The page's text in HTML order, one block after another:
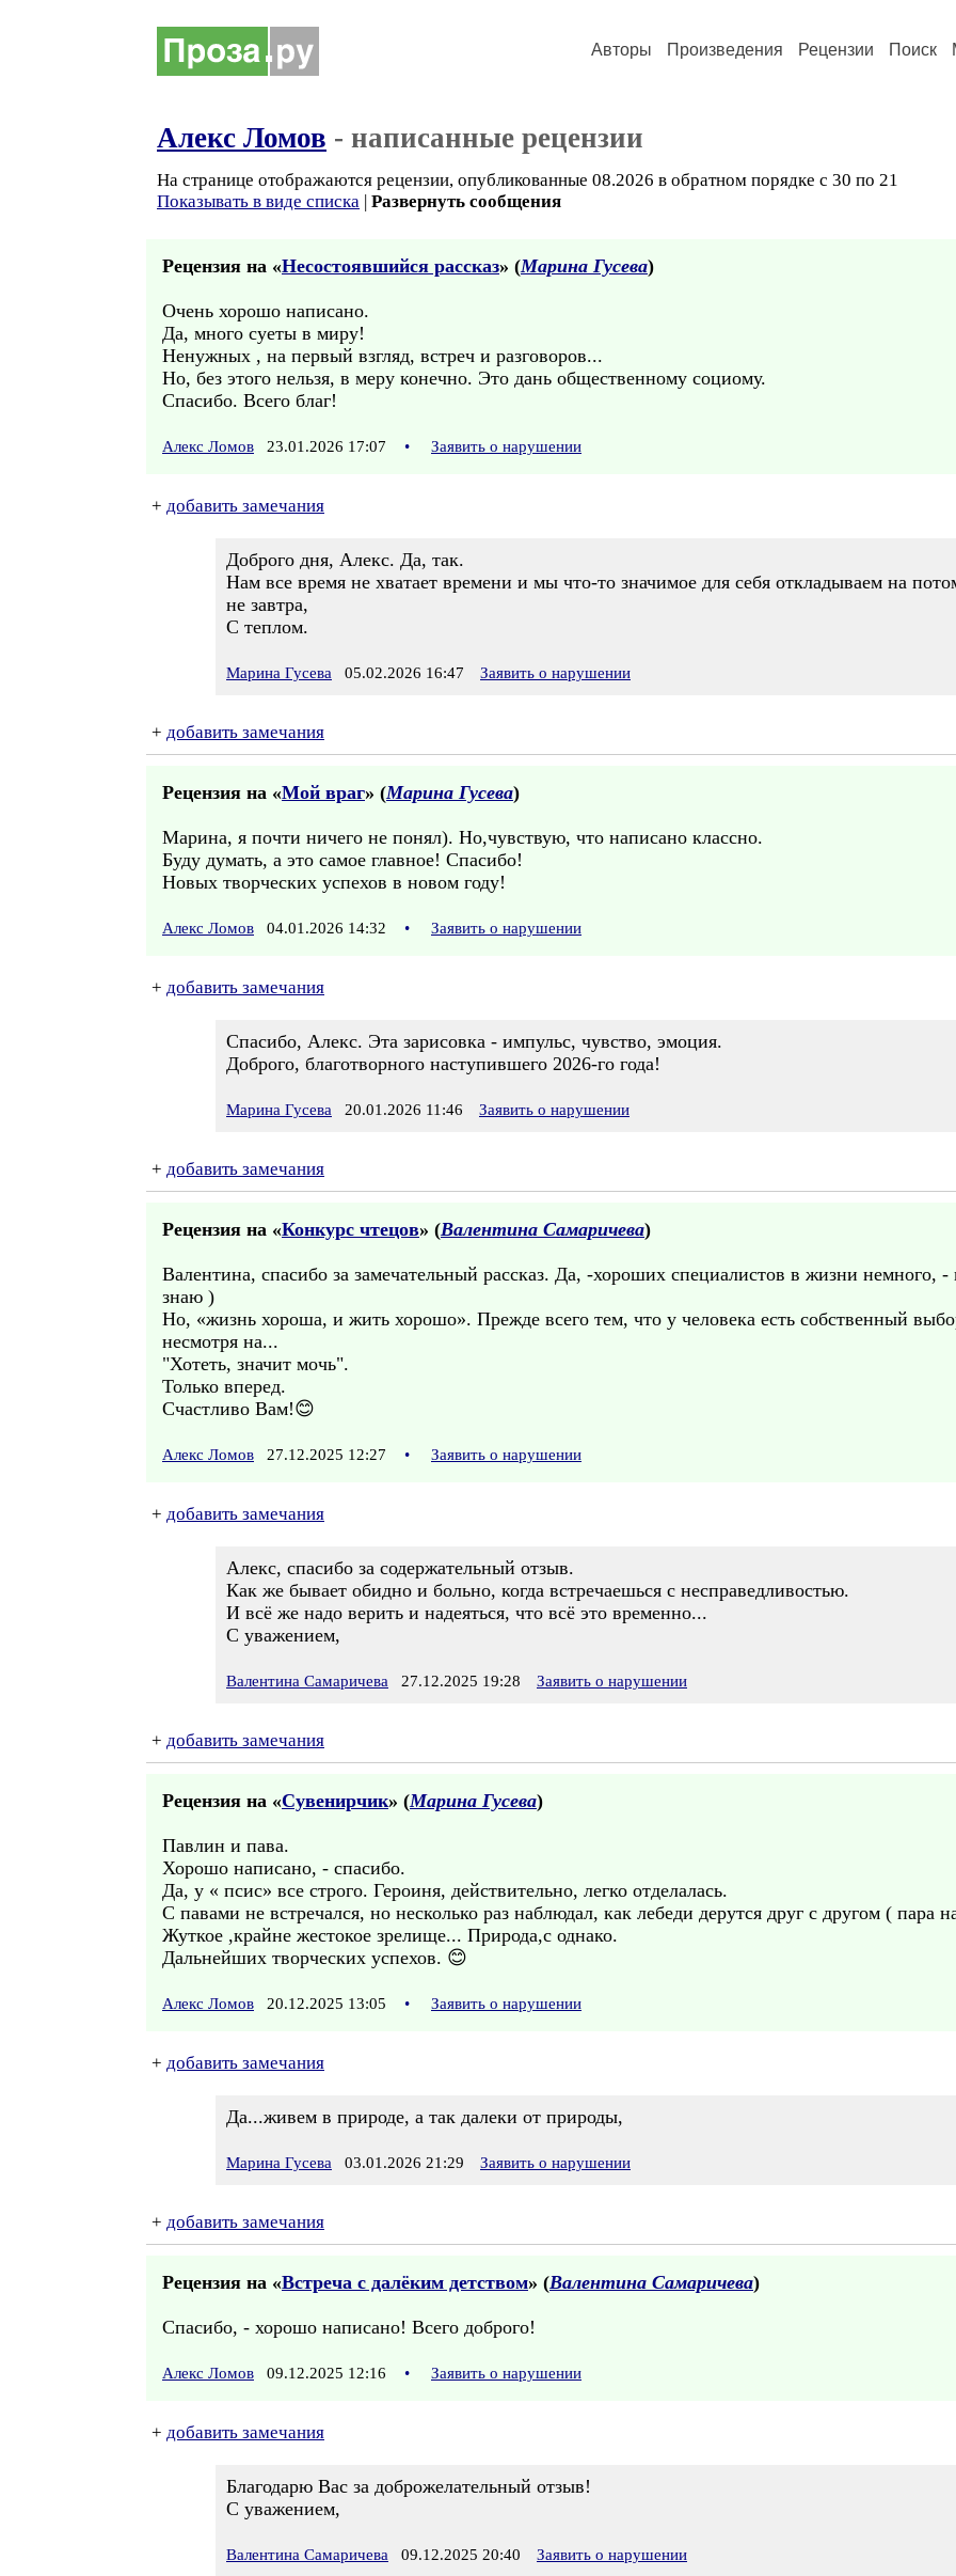
Авторы Произведения Рецензии Поиск
Алекс Ломов - написанные рецензии
На странице отображаются рецензии, опубликованные 08.2026 в обратном порядке с 30 по 21
Показывать в виде списка | Развернуть сообщения
Рецензия на «Несостоявшийся рассказ» (Марина Гусева)
Очень хорошо написано.
Да, много суеты в миру!
Ненужных , на первый взгляд, встреч и разговоров...
Но, без этого нельзя, в меру конечно. Это дань общественному социому.
Спасибо. Всего благ!
Алекс Ломов 23.01.2026 17:07 • Заявить о нарушении
+ добавить замечания
Доброго дня, Алекс. Да, так.
Нам все время не хватает времени и мы что-то значимое для себя откладываем на
не завтра,
С теплом.
Марина Гусева 05.02.2026 16:47 Заявить о нарушении
+ добавить замечания
Рецензия на «Мой враг» (Марина Гусева)
Марина, я почти ничего не понял). Но,чувствую, что написано классно.
Буду думать, а это самое главное! Спасибо!
Новых творческих успехов в новом году!
Алекс Ломов 04.01.2026 14:32 • Заявить о нарушении
+ добавить замечания
Спасибо, Алекс. Эта зарисовка - импульс, чувство, эмоция.
Доброго, благотворного наступившего 2026-го года!
Марина Гусева 20.01.2026 11:46 Заявить о нарушении
+ добавить замечания
Рецензия на «Конкурс чтецов» (Валентина Самаричева)
Валентина, спасибо за замечательный рассказ. Да, -хороших специалистов в жизни немного,
знаю )
Но, «жизнь хороша, и жить хорошо». Прежде всего тем, что у человека есть собственный
несмотря на...
"Хотеть, значит мочь".
Только вперед.
Счастливо Вам!😊
Алекс Ломов 27.12.2025 12:27 • Заявить о нарушении
+ добавить замечания
Алекс, спасибо за содержательный отзыв.
Как же бывает обидно и больно, когда встречаешься с несправедливостью.
И всё же надо верить и надеяться, что всё это временно...
С уважением,
Валентина Самаричева 27.12.2025 19:28 Заявить о нарушении
+ добавить замечания
Рецензия на «Сувенирчик» (Марина Гусева)
Павлин и пава.
Хорошо написано, - спасибо.
Да, у « псис» все строго. Героиня, действительно, легко отделалась.
С павами не встречался, но несколько раз наблюдал, как лебеди дерутся друг с другом ( пара
Жуткое ,крайне жестокое зрелище... Природа,с однако.
Дальнейших творческих успехов. 😊
Алекс Ломов 20.12.2025 13:05 • Заявить о нарушении
+ добавить замечания
Да...живем в природе, а так далеки от природы,
Марина Гусева 03.01.2026 21:29 Заявить о нарушении
+ добавить замечания
Рецензия на «Встреча с далёким детством» (Валентина Самаричева)
Спасибо, - хорошо написано! Всего доброго!
Алекс Ломов 09.12.2025 12:16 • Заявить о нарушении
+ добавить замечания
Благодарю Вас за доброжелательный отзыв!
С уважением,
Валентина Самаричева 09.12.2025 20:40 Заявить о нарушении